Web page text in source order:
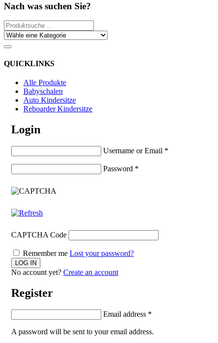
Nach was suchen Sie?
QUICKLINKS
Alle Produkte
Babyschalen
Auto Kindersitze
Reboarder Kindersitze
Login
Username or Email *
Password *
CAPTCHA Code
Remember me Lost your password?
No account yet? Create an account
Register
Email address *
A password will be sent to your email address.